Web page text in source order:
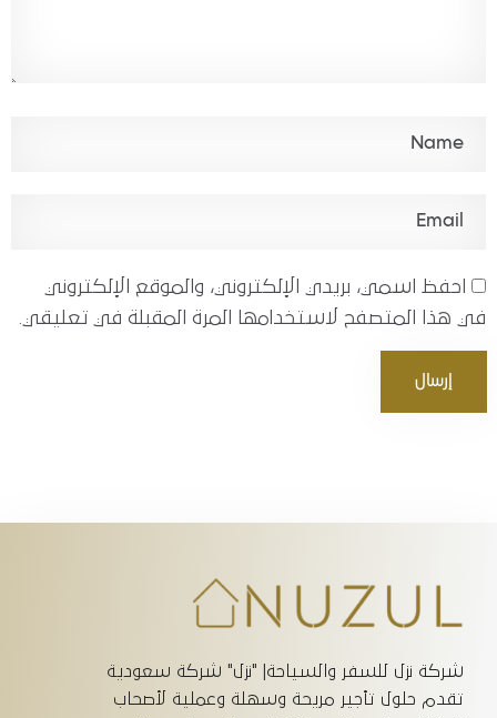
احفظ اسمي، بريدي الإلكتروني، والموقع الإلكتروني
في هذا المتصفح لاستخدامها المرة المقبلة في تعليقي.
إرسال
شركة نزل للسفر والسياحة| "نزل" شركة سعودية
تقدم حلول تأجير مريحة وسهلة وعملية لأصحاب